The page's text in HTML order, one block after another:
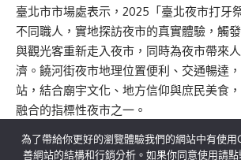
臺北市市場處表示，2025「臺北夜市打牙
不同職人，實地探訪夜市的真實體驗，觸
與觀光客重新走入夜市，同時為夜市帶來
濟。饒河街夜市地理位置便利、交通暢達
站，結合廟宇文化、地方信仰與庶民美食
融合的指標性夜市之一。
為了帶給你更好的瀏覽體驗我們的網站中有使
善網站的結構和行銷分析。如果你同意使用請